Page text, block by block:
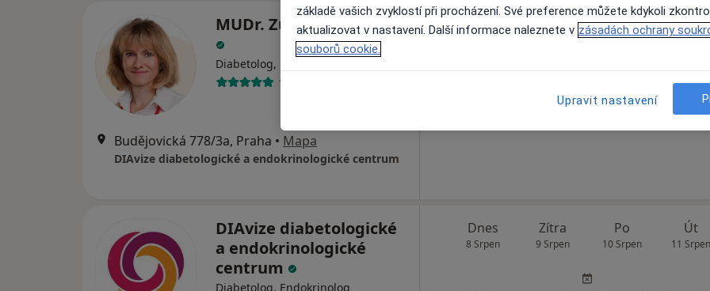
MUDr. Zuzana Solarová
Diabetolog, Endokrinolog
1 názor
Budějovická 778/3a, Praha • Mapa
DIAvize diabetologické a endokrinologické centrum
Dnes Zítra Po
10 Srpen
Út
11
Online rezervace termínu není k
DIAvize diabetologické
a endokrinologické
centrum
Diabetolog, Endokrinolog
Dnes
8 Srpen
Zítra
9 Srpen
Po
10 Srpen
Út
11 Srpen
základě vašich zvyklostí při procházení. Své preference můžete kdykoli
aktualizovat v nastavení. Další informace naleznete v zásadách ochrany
souborů cookie.
Upravit nastavení